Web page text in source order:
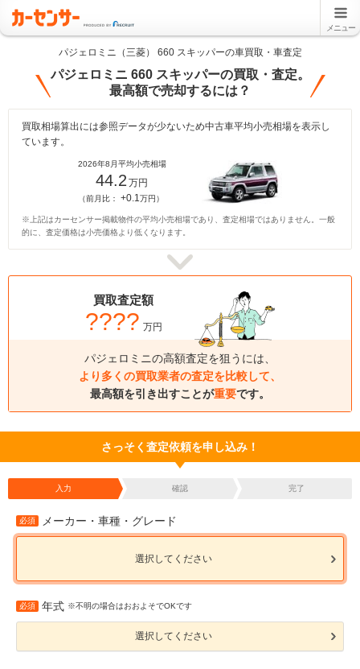
メニュー
パジェロミニ（三菱） 660 スキッパーの車買取・車査定
パジェロミニ 660 スキッパーの買取・査定。
最高額で売却するには？
買取相場算出には参照データが少ないため中古車平均小売相場を表示し
ています。
2026年8月平均小売相場
44.2 万円
（前月比： +0.1万円）
※上記はカーセンサー掲載物件の平均小売相場であり、査定相場ではありません。一般
的に、査定価格は小売価格より低くなります。
買取査定額
???? 万円
パジェロミニの高額査定を狙うには、
より多くの買取業者の査定を比較して、
最高額を引き出すことが重要です。
さっそく査定依頼を申し込み！
入力 確認 完了
必須 メーカー・車種・グレード
選択してください
必須 年式 ※不明の場合はおおよそでOKです
選択してください